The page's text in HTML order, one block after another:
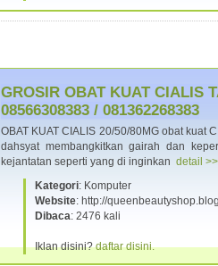
GROSIR OBAT KUAT CIALIS
08566308383 / 081362268383
OBAT KUAT CIALIS 20/50/80MG obat kuat
dahsyat membangkitkan gairah dan
kejantatan seperti yang di inginkan detail >>
Kategori: Komputer
Website: http://
Dibaca: 2476 kali
Iklan disini?daftar disini.